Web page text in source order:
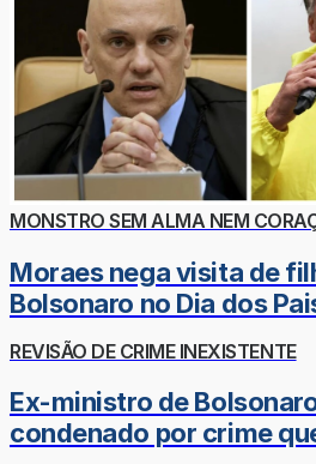
MONSTRO SEM ALMA NEM
Moraes nega visita de
Bolsonaro no Dia dos
REVISÃO DE CRIME INEXISTENTE
Ex-ministro de
condenado por crime